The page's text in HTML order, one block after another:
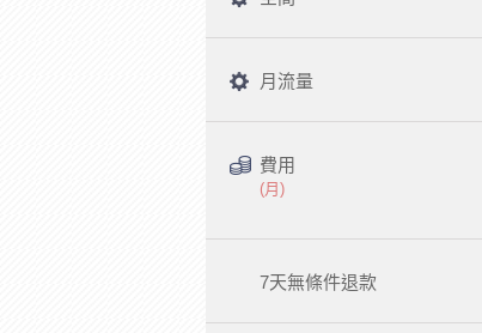
月流量
費用
(月)
7天無條件退款